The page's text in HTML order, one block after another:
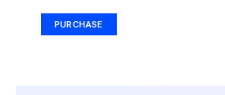
PURCHASE